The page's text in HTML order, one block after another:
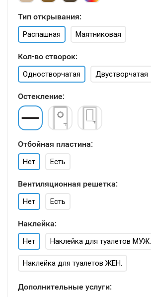
Тип открывания:
Распашная Маятниковая
Кол-во створок:
Одностворчатая Двустворчатая
Остекление:
Отбойная пластина:
Нет Есть
Вентиляционная решетка:
Нет Есть
Наклейка:
Нет Наклейка для туалетов МУЖ.
Наклейка для туалетов ЖЕН.
Дополнительные услуги: